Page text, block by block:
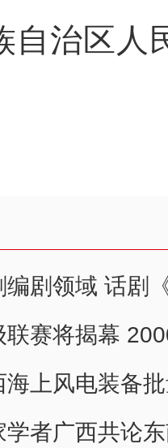
自治区人
剧领域 话剧
赛将揭幕
海上风电装备
学者广西共论